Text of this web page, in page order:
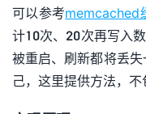
可以参考memcached
计10次、20次再写入
被重启、刷新都将丢
己，这里提供方法，不